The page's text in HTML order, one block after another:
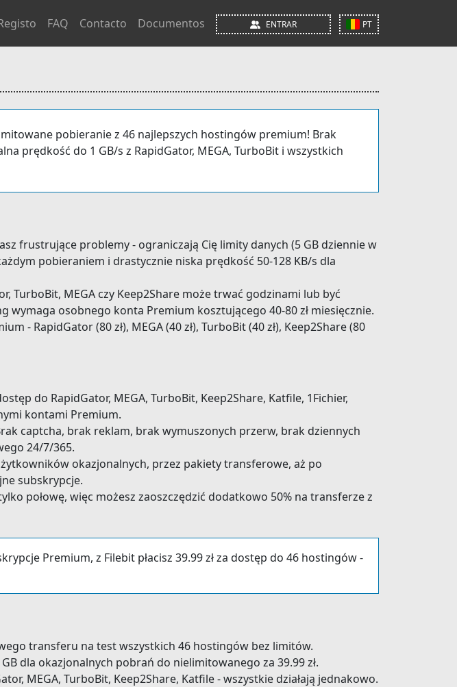
FAQ Contacto Documentos ENTRAR PT
pobieranie z 46 najlepszych hostingów premium! Brak
prędkość do 1 GB/s z RapidGator, MEGA, TurboBit i wszystkich
frustrujące problemy - ograniczają Cię limity danych (5 GB dziennie w
pobieraniem i drastycznie niska prędkość 50-128 KB/s dla
TurboBit, MEGA czy Keep2Share może trwać godzinami lub być
osobnego konta Premium kosztującego 40-80 zł miesięcznie.
RapidGator (80 zł), MEGA (40 zł), TurboBit (40 zł), Keep2Share (80
do RapidGator, MEGA, TurboBit, Keep2Share, Katfile, 1Fichier,
kontami Premium.
captcha, brak reklam, brak wymuszonych przerw, brak dziennych
24/7/365.
okazjonalnych, przez pakiety transferowe, aż po
subskrypcje.
połowę, więc możesz zaoszczędzić dodatkowo 50% na transferze z
Premium, z Filebit płacisz 39.99 zł za dostęp do 46 hostingów -
transferu na test wszystkich 46 hostingów bez limitów.
dla okazjonalnych pobrań do nielimitowanego za 39.99 zł.
MEGA, TurboBit, Keep2Share, Katfile - wszystkie działają jednakowo.